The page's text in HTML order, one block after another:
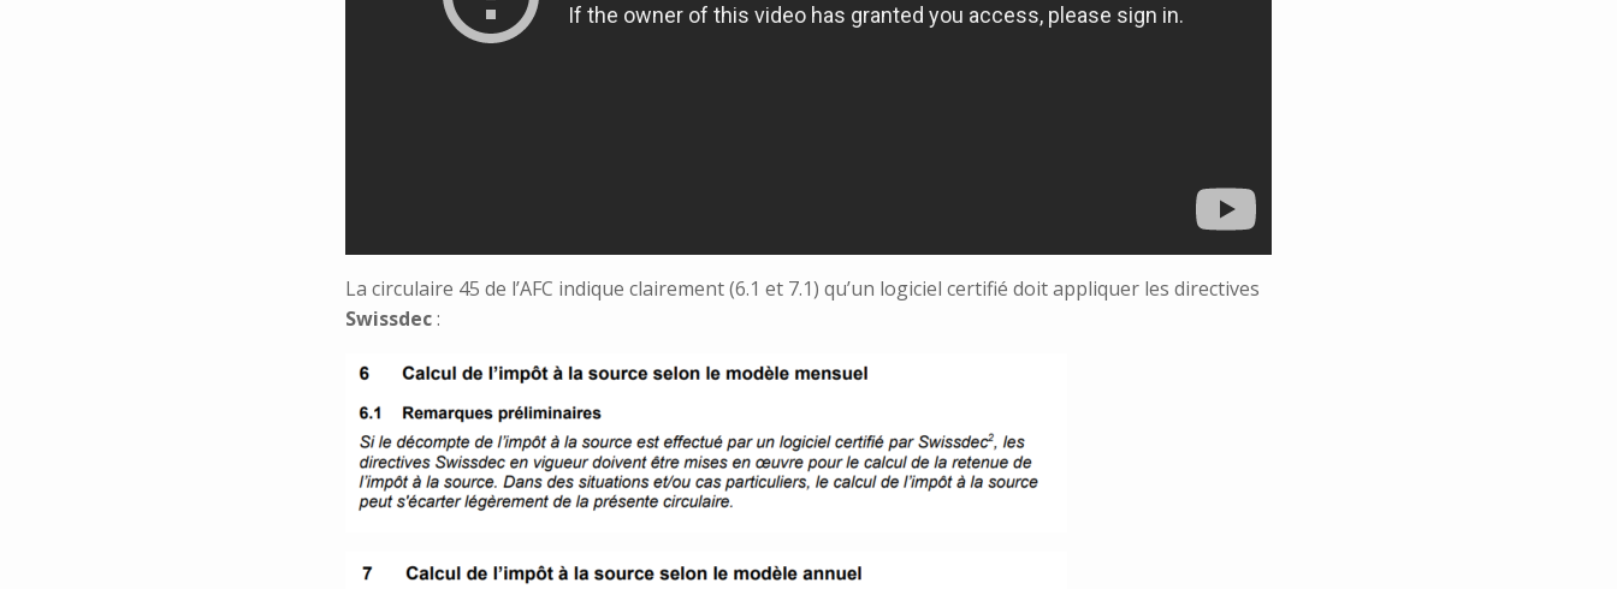
La circulaire 45 de l’AFC indique clairement (6.1 et 7.1) qu’un logiciel certifié doit appliquer les directives
Swissdec: